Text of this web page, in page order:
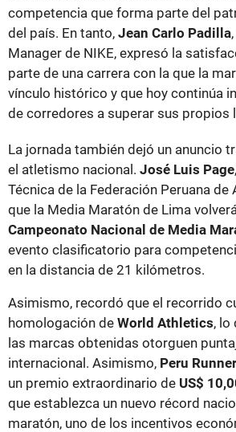
competencia que forma parte del
del país. En tanto, Jean Carlo Padilla
Manager de NIKE, expresó la
parte de una carrera con la que la
vínculo histórico y que hoy continúa
de corredores a superar sus propios
La jornada también dejó un anuncio
el atletismo nacional. José Luis Page
Técnica de la Federación Peruana
que la Media Maratón de Lima
Campeonato Nacional de Media
evento clasificatorio para
en la distancia de 21 kilómetros.
Asimismo, recordó que el recorrido
homologación de World Athletics, lo
las marcas obtenidas otorguen
internacional. Asimismo, Peru
un premio extraordinario de US$
que establezca un nuevo récord
maratón, uno de los incentivos